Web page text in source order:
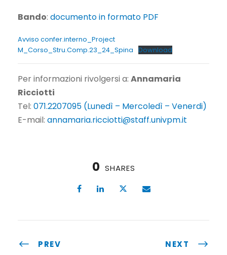
Bando: documento in formato PDF
Avviso confer.interno_Project
M_Corso_Stru.Comp.23_24_Spina
Download
Per informazioni rivolgersi a: Annamaria
Ricciotti
Tel: 071.2207095 (Lunedì – Mercoledì – Venerdi)
E-mail: annamaria.ricciotti@staff.univpm.it
0 SHARES
PREV NEXT